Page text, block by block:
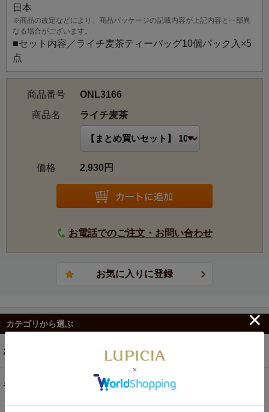
日本
※商品の改定などにより、商品パッケージの記載内容が上記内容と一部異
なる場合がございます。
■セット内容／ライチ麦茶ティーバッグ10個パック入×5
点
商品番号
ONL3166
商品名
ライチ麦茶
価格 2,930円
お電話でのご注文・お問い合わせ
カテゴリから選ぶ
お茶
ギフト